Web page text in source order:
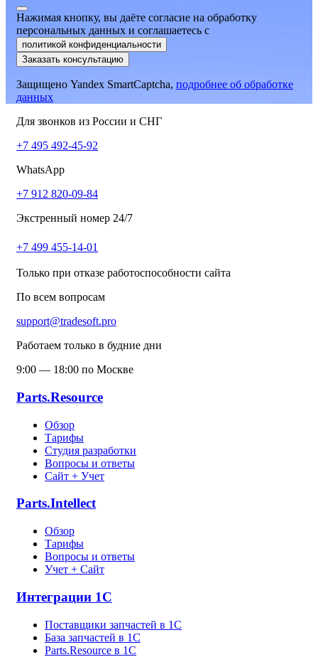
Нажимая кнопку, вы даёте согласие на обработку
персональных данных и соглашаетесь c
политикой конфиденциальности
Заказать консультацию
Защищено Yandex SmartCaptcha, подробнее об обработке
данных
Для звонков из России и СНГ
+7 495 492-45-92
WhatsApp
+7 912 820-09-84
Экстренный номер 24/7
+7 499 455-14-01
Только при отказе работоспособности сайта
По всем вопросам
support@tradesoft.pro
Работаем только в будние дни
9:00 — 18:00 по Москве
Parts.Resource
Обзор
Тарифы
Студия разработки
Вопросы и ответы
Сайт + Учет
Parts.Intellect
Обзор
Тарифы
Вопросы и ответы
Учет + Сайт
Интеграции 1С
Поставщики запчастей в 1C
База запчастей в 1С
Parts.Resource в 1C